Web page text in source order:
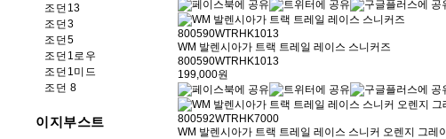
조던13
조던3
조던5
조던1로우
조던1미드
조던 8
이지부스트
WM 발렌시아가 트랙 트레일 레이스 스니커즈
800590WTRHK1013
199,000원
WM 발렌시아가 트랙 트레일 레이스 스니커 오렌지 그레이